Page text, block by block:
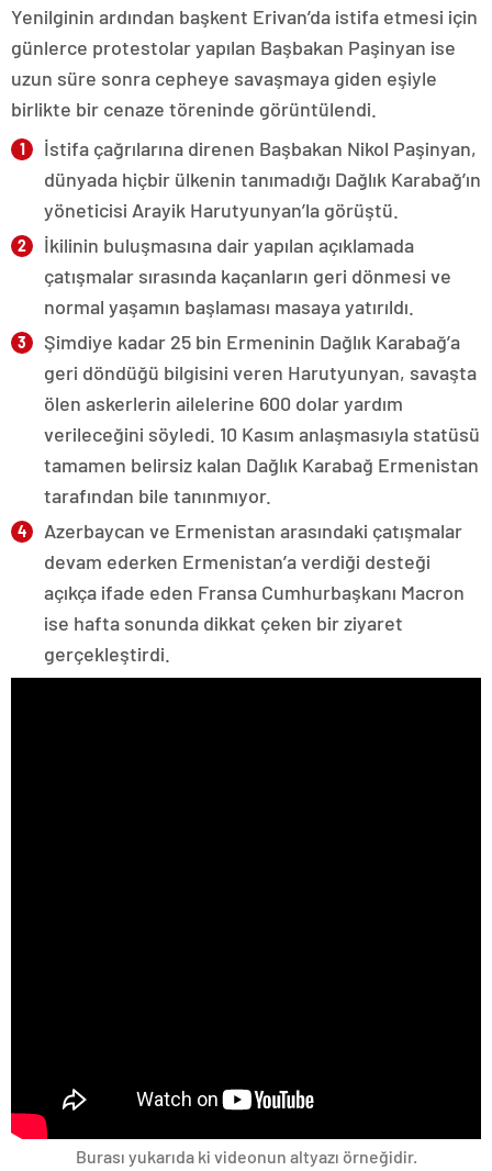
Yenilginin ardından başkent Erivan’da istifa etmesi için
günlerce protestolar yapılan Başbakan Paşinyan ise
uzun süre sonra cepheye savaşmaya giden eşiyle
birlikte bir cenaze töreninde görüntülendi.
İstifa çağrılarına direnen Başbakan Nikol Paşinyan,
dünyada hiçbir ülkenin tanımadığı Dağlık Karabağ’ın
yöneticisi Arayik Harutyunyan’la görüştü.
İkilinin buluşmasına dair yapılan açıklamada
çatışmalar sırasında kaçanların geri dönmesi ve
normal yaşamın başlaması masaya yatırıldı.
Şimdiye kadar 25 bin Ermeninin Dağlık Karabağ’a
geri döndüğü bilgisini veren Harutyunyan, savaşta
ölen askerlerin ailelerine 600 dolar yardım
verileceğini söyledi. 10 Kasım anlaşmasıyla statüsü
tamamen belirsiz kalan Dağlık Karabağ Ermenistan
tarafından bile tanınmıyor.
Azerbaycan ve Ermenistan arasındaki çatışmalar
devam ederken Ermenistan’a verdiği desteği
açıkça ifade eden Fransa Cumhurbaşkanı Macron
ise hafta sonunda dikkat çeken bir ziyaret
gerçekleştirdi.
Burası yukarıda ki videonun altyazı örneğidir.